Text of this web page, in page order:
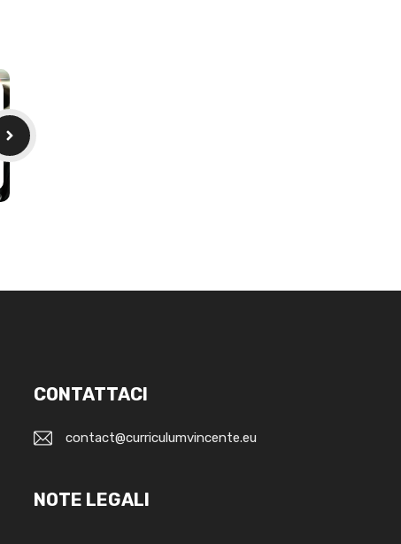
CONTATTACI
contact@curriculumvincente.eu
NOTE LEGALI